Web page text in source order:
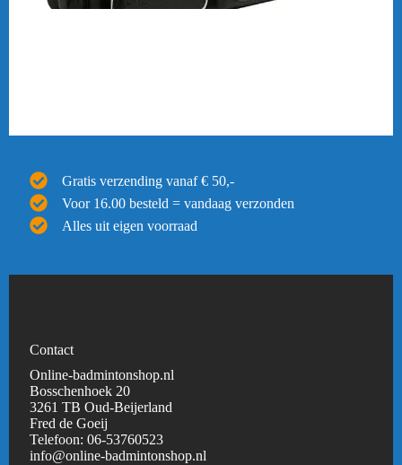
Gratis verzending vanaf € 50,-
Voor 16.00 besteld = vandaag verzonden
Alles uit eigen voorraad
Contact
Online-badmintonshop.nl
Bosschenhoek 20
3261 TB Oud-Beijerland
Fred de Goeij
Telefoon:06-53760523
info@online-badmintonshop.nl